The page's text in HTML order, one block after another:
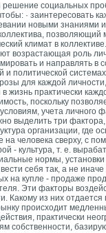
социальных
· заинтересовать
новыми знаниями
позволяющий
климат в
возрастающая роль
и направлять в
и политической
для каждой
жизнь практически
поскольку
учета личного
выделить три
организации, где
человека сверху, с
- культура, т. е.
нормы,
себя так, а не
на купле - продаже
Эти факторы
Какому из них
происходит
практически